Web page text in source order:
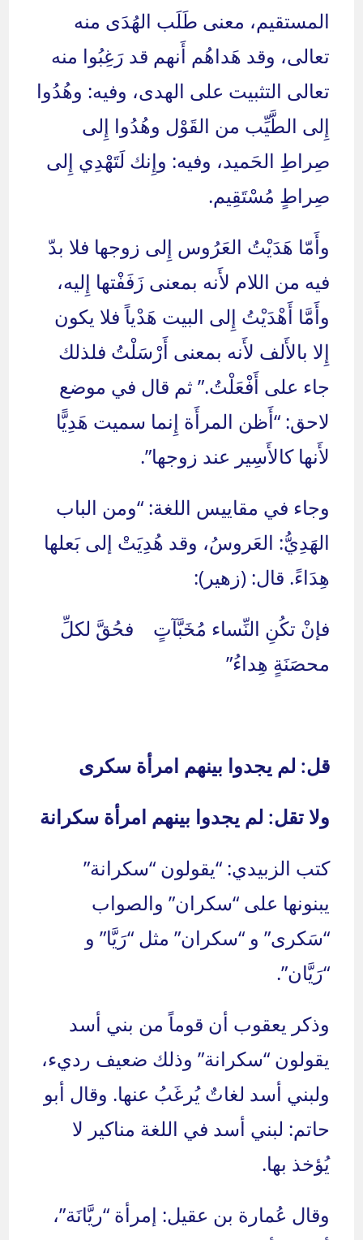
المستقيم، معنى طَلَب الهُدَى منه
تعالى، وقد هَداهُم أَنهم قد رَغِبُوا منه
تعالى التثبيت على الهدى، وفيه: وهُدُوا
إِلى الطَّيِّب من القَوْل وهُدُوا إِلى
صِراطِ الحَميد، وفيه: وإِنك لَتَهْدِي إِلى
صِراطٍ مُسْتَقِيم.
وأَمّا هَدَيْتُ العَرُوس إِلى زوجها فلا بدّ
فيه من اللام لأَنه بمعنى زَفَفْتها إِليه،
وأَمَّا أَهْدَيْتُ إِلى البيت هَدْياً فلا يكون
إِلا بالأَلف لأَنه بمعنى أَرْسَلْتُ فلذلك
جاء على أَفْعَلْتُ.” ثم قال في موضع
لاحق: “أَظن المرأَة إِنما سميت هَدِيًّا
لأَنها كالأَسِير عند زوجها”.
وجاء في مقاييس اللغة: “ومن الباب
الهَدِيُّ: العَروسُ، وقد هُدِيَتْ إلى بَعلها
هِدَاءً. قال: (زهير):
فإنْ تكُنِ النِّساء مُخَبَّآتٍ فحُقَّ لكلِّ
محصَنَةٍ هِداءُ”
قل: لم يجدوا بينهم امرأة سكرى
ولا تقل: لم يجدوا بينهم امرأة سكرانة
كتب الزبيدي: “يقولون “سكرانة”
يبنونها على “سكران” والصواب
“سَكرى” و “سكران” مثل “رَيَّا” و
“رَيَّان”.
وذكر يعقوب أن قوماً من بني أسد
يقولون “سكرانة” وذلك ضعيف رديء،
ولبني أسد لغاتٌ يُرغَبُ عنها. وقال أبو
حاتم: لبني أسد في اللغة مناكير لا
يُؤخذ بها.
وقال عُمارة بن عقيل: إمرأة “ريَّانَة”،